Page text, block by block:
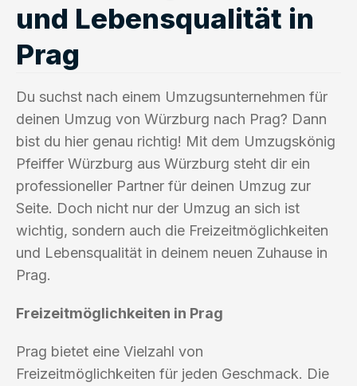
und Lebensqualität in
Prag
Du suchst nach einem Umzugsunternehmen für
deinen Umzug von Würzburg nach Prag? Dann
bist du hier genau richtig! Mit dem Umzugskönig
Pfeiffer Würzburg aus Würzburg steht dir ein
professioneller Partner für deinen Umzug zur
Seite. Doch nicht nur der Umzug an sich ist
wichtig, sondern auch die Freizeitmöglichkeiten
und Lebensqualität in deinem neuen Zuhause in
Prag.
Freizeitmöglichkeiten in Prag
Prag bietet eine Vielzahl von
Freizeitmöglichkeiten für jeden Geschmack. Die